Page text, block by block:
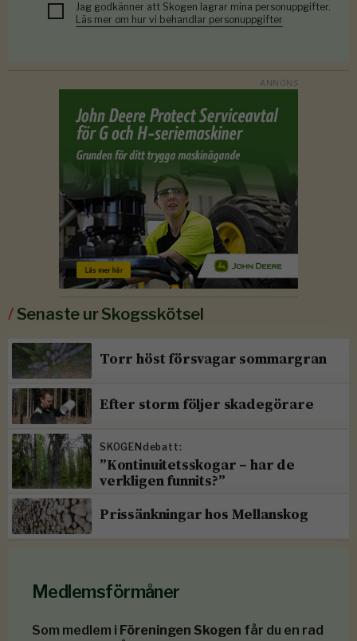
Jag godkänner att Skogen lagrar mina personuppgifter.
Läs mer om hur vi behandlar personuppgifter
/Senaste ur Skogsskötsel
Torr höst försvagar sommargran
Efter storm följer skadegörare
SKOGENdebatt:
”Kontinuitetsskogar – har de
verkligen funnits?”
Prissänkningar hos Mellanskog
Medlemsförmåner
Som medlem i Föreningen Skogen får du en rad